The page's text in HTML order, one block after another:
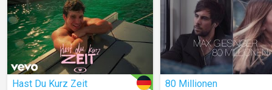
Hast Du Kurz Zeit 80 Millionen